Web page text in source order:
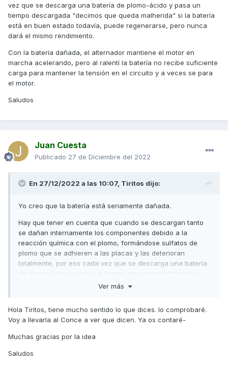
vez que se descarga una batería de plomo-ácido y pasa un
tiempo descargada "decimos que queda malherida" si la batería
está en buen estado todavía, puede regenerarse, pero nunca
dará el mismo rendimiento.
Con la batería dañada, el alternador mantiene el motor en
marcha acelerando, pero al ralentí la batería no recibe suficiente
carga para mantener la tensión en el circuito y a veces se para
el motor.
Saludos
Juan Cuesta
Publicado 27 de Diciembre del 2022
En 27/12/2022 a las 10:07, Tiritos dijo:
Yo creo que la batería está seriamente dañada.
Hay que tener en cuenta que cuando se descargan tanto
se dañan internamente los componentes debido a la
reacción química con el plomo, formándose sulfatos de
plomo que se adhieren a las placas y las deterioran
totalmente, por eso cada vez que se descarga una batería
de plomo-ácido y pasa un tiempo descargada "decimos
que queda malherida" si la batería está en buen estado
Con la batería dañada, el alternador mantiene el motor en
suficiente carga para mantener la tensión en el circuito y a
veces se para el motor.
Ver más
Hola Tiritos, tiene mucho sentido lo que dices. lo comprobaré.
Voy a llevarla al Conce a ver que dicen. Ya os contaré-
Muchas gracias por la idea
Saludos